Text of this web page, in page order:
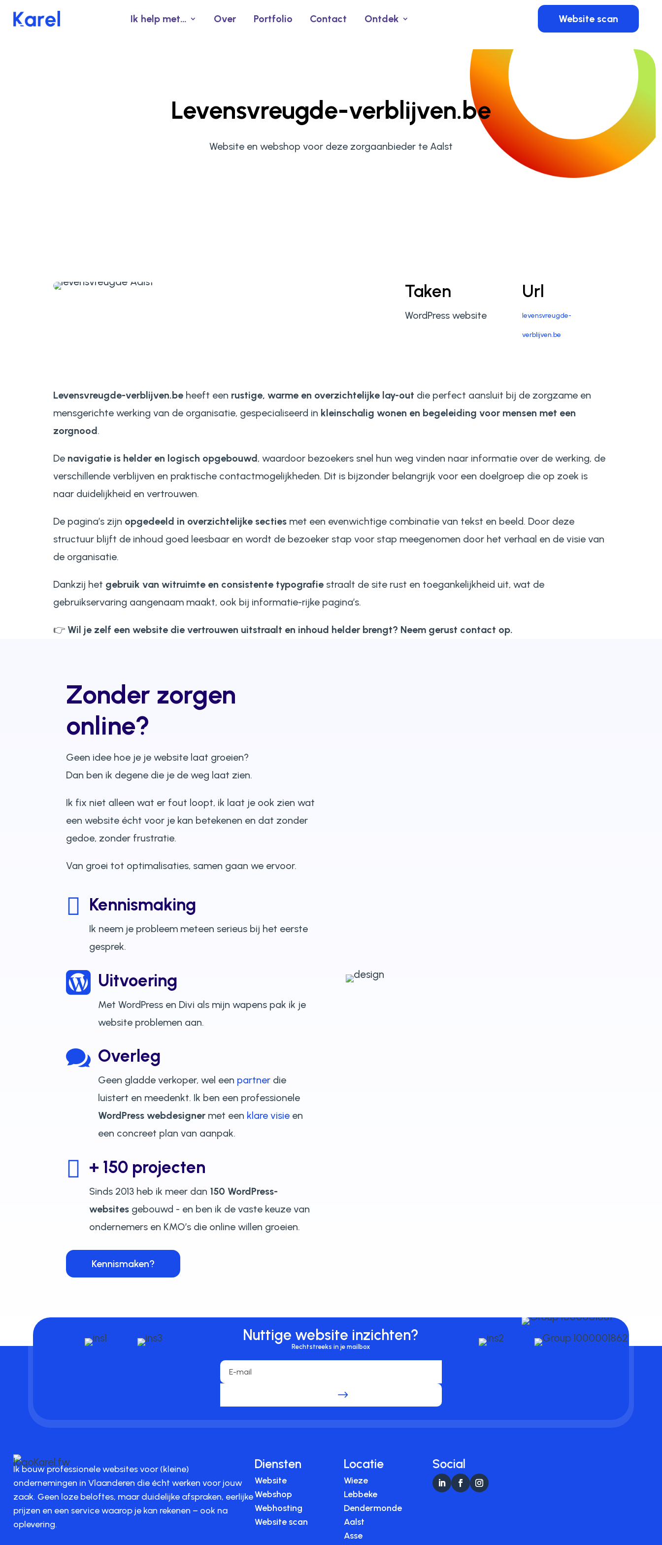
Ik help met… Over Portfolio Contact Ontdek Website scan
Levensvreugde-verblijven.be
Website en webshop voor deze zorgaanbieder te Aalst
Taken
WordPress website
Url
levensvreugde-
verblijven.be
Levensvreugde-verblijven.beheeft een rustige, warme en overzichtelijke lay-out die perfect aansluit bij de zorgzame en
mensgerichte werking van de organisatie, gespecialiseerd in kleinschalig wonen en begeleiding voor mensen met een
zorgnood .
De navigatie is helder en logisch opgebouwd , waardoor bezoekers snel hun weg vinden naar informatie over de werking, de
verschillende verblijven en praktische contactmogelijkheden. Dit is bijzonder belangrijk voor een doelgroep die op zoek is
naar duidelijkheid en vertrouwen.
De pagina’s zijn opgedeeld in overzichtelijke sectiesmet een evenwichtige combinatie van tekst en beeld. Door deze
structuur blijft de inhoud goed leesbaar en wordt de bezoeker stap voor stap meegenomen door het verhaal en de visie van
de organisatie.
Dankzij het gebruik van witruimte en consistente typografiestraalt de site rust en toegankelijkheid uit, wat de
gebruikservaring aangenaam maakt, ook bij informatie-rijke pagina’s.
👉 Wil je zelf een website die vertrouwen uitstraalt en inhoud helder brengt? Neem gerust contact op.
Zonder zorgen
online?
Geen idee hoe je je website laat groeien?
Dan ben ik degene die je de weg laat zien.
Ik fix niet alleen wat er fout loopt, ik laat je ook zien wat
een website écht voor je kan betekenen en dat zonder
gedoe, zonder frustratie.
Van groei tot optimalisaties, samen gaan we ervoor.
 Kennismaking
Ik neem je probleem meteen serieus bij het eerste
gesprek.
 Uitvoering
Met WordPress en Divi als mijn wapens pak ik je
website problemen aan.
 Overleg
Geen gladde verkoper, wel een partner die
luistert en meedenkt. Ik ben een professionele
WordPress webdesigner met een klare visie en
een concreet plan van aanpak.
 + 150 projecten
Sinds 2013 heb ik meer dan 150 WordPress-
websites gebouwd - en ben ik de vaste keuze van
ondernemers en KMO’s die online willen groeien.
Kennismaken?
Nuttige website inzichten?
Rechtstreeks in je mailbox
Ik bouw professionele websites voor (kleine)
ondernemingen in Vlaanderen die écht werken voor jouw
zaak. Geen loze beloftes, maar duidelijke afspraken, eerlijke
prijzen en een service waarop je kan rekenen – ook na
oplevering.
Diensten
Website
Webshop
Webhosting
Website scan
Locatie
Wieze
Lebbeke
Dendermonde
Aalst
Asse
Social